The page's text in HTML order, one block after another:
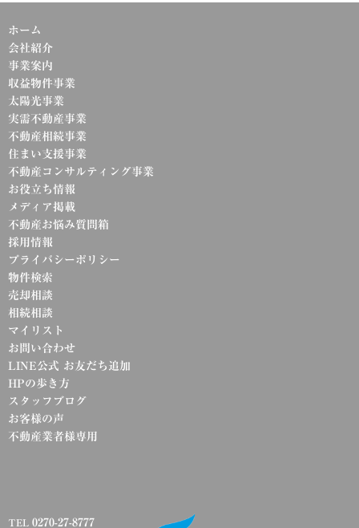
ホーム
会社紹介
事業案内
収益物件事業
太陽光事業
実需不動産事業
不動産相続事業
住まい支援事業
不動産コンサルティング事業
お役立ち情報
メディア掲載
不動産お悩み質問箱
採用情報
プライバシーポリシー
物件検索
売却相談
相続相談
マイリスト
お問い合わせ
LINE公式 お友だち追加
HPの歩き方
スタッフブログ
お客様の声
不動産業者様専用
TEL 0270-27-8777